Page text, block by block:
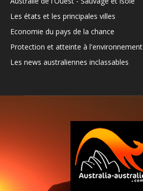
Les états et les principales villes
Economie du pays de la chance
Protection et atteinte à l'environnement
Les news australiennes inclassables